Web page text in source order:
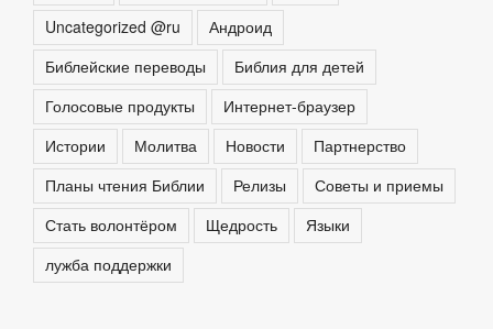
Uncategorized @ru
Андроид
Библейские переводы
Библия для детей
Голосовые продукты
Интернет-браузер
Истории
Молитва Новости
Партнерство
Планы чтения Библии
Релизы
Советы и приемы
Стать волонтёром
Щедрость
Языки
лужба поддержки